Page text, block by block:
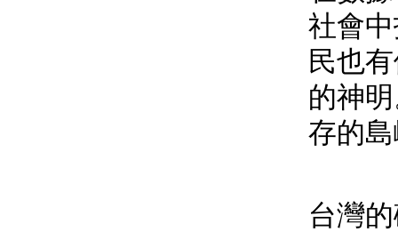
社會
民也
的神
存的
台灣